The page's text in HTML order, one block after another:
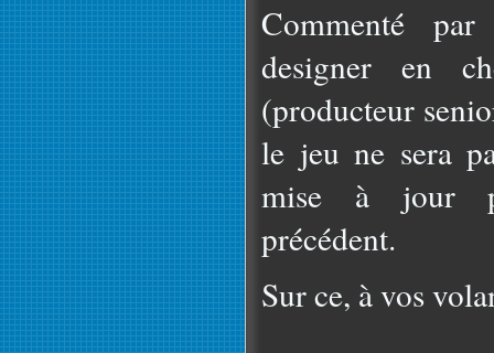
Commenté
designer en
(producteur
le jeu ne sera
mise à jour
précédent.
Sur ce, à vos